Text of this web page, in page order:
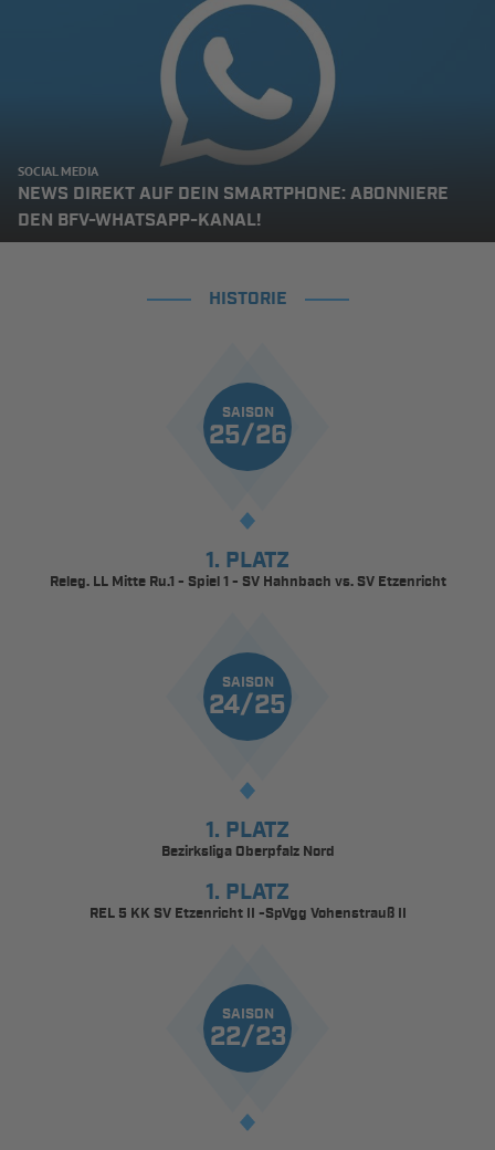
SOCIAL MEDIA
NEWS DIREKT AUF DEIN SMARTPHONE: ABONNIERE
DEN BFV-WHATSAPP-KANAL!
HISTORIE
SAISON
25/26
1. PLATZ
Releg. LL Mitte Ru.1 - Spiel 1 - SV Hahnbach vs. SV Etzenricht
SAISON
24/25
1. PLATZ
Bezirksliga Oberpfalz Nord
1. PLATZ
REL 5 KK SV Etzenricht II -SpVgg Vohenstrauß II
SAISON
22/23